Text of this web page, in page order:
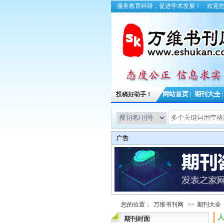
服务教育科研，促进学术发展！ 欢迎
投稿好助手！ 网站首页 期刊大全
广告
您的位置： 万维书刊网 >> 期刊大全
期刊封面